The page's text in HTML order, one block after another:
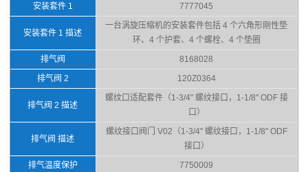
安装套件 1
7777045
安装套件 1 描述
一台涡旋压缩机的安装套件包括 4 个六角形刚性垫
环、4 个护套、4 个螺栓、4 个垫圈
排气阀
8168028
排气阀 2
120Z0364
排气阀 2 描述
螺纹口适配套件（1-3/4" 螺纹接口，1-1/8" ODF 接
口）
排气阀 描述
螺纹接口阀门 V02（1-3/4" 螺纹接口，1-1/8" ODF
接口）
排气温度保护
7750009